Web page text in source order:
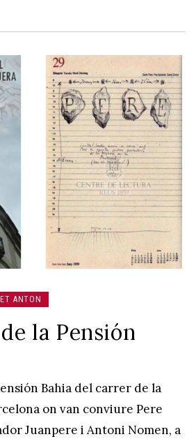
ANTON
la Pensión
Bahia del carrer de la
on van conviure Pere
Juanpere i Antoni Nomen, a